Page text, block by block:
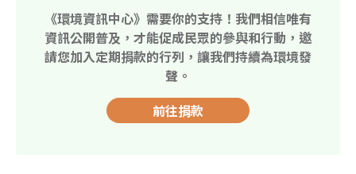
《環境資訊中心》需要你的支持！我們相信唯有
資訊公開普及，才能促成民眾的參與和行動，邀
請您加入定期捐款的行列，讓我們持續為環境發
聲。
前往捐款